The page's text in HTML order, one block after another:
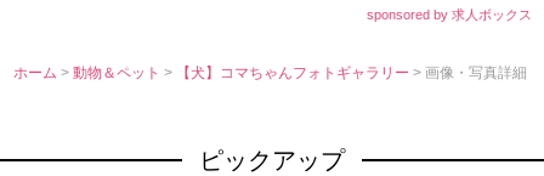
sponsored by 求人ボックス
ホーム >動物＆ペット> 【犬】コマちゃんフォトギャラリー> 画像・写真詳細
ピックアップ